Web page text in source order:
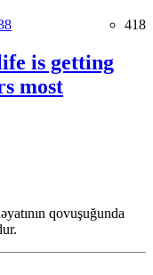
418
is getting
most
qovuşuğunda